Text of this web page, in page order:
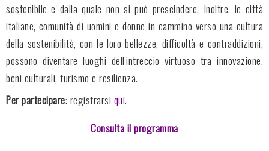
sostenibile e dalla quale non si può prescindere. Inoltre, le città
italiane, comunità di uomini e donne in cammino verso una cultura
della sostenibilità, con le loro bellezze, difficoltà e contraddizioni,
possono diventare luoghi dell'intreccio virtuoso tra innovazione,
beni culturali, turismo e resilienza.
Per partecipare: registrarsi qui.
Consulta il programma